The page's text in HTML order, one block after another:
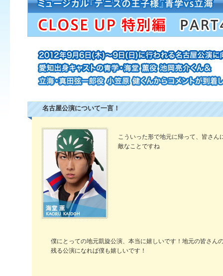
名古屋公演について一言！
こういった形で地元に帰って、皆さん
敵なことですね
僕にとっての地元凱旋公演、本当に嬉しいです！地元の皆さん
残る公演になれば僕も嬉しいです！